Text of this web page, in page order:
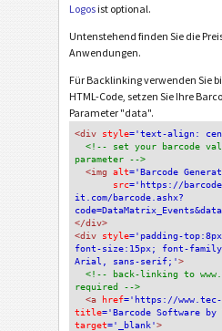
Logos ist optional.
Untenstehend finden Sie die
Anwendungen.
Für Backlinking verwenden Sie
HTML-Code, setzen Sie Ihre
Parameter "data".
<div style='text-align:
<!-- set your barcode
parameter -->
<img alt='Barcode
src='https://
it.com/barcode.ashx?
</div>
<div style='padding-
font-size:15px; font-family:
Arial, sans-serif;'>
<!-- back-linking to
required -->
<a href='https://
title='Barcode Software by
target='_blank'>